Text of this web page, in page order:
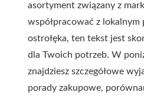
asortyment związany z
współpracować z lokalnym
ostrołęka, ten tekst jest
dla Twoich potrzeb. W
znajdziesz szczegółowe
porady zakupowe,